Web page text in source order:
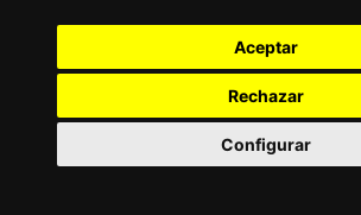
Aceptar
Rechazar
Configurar